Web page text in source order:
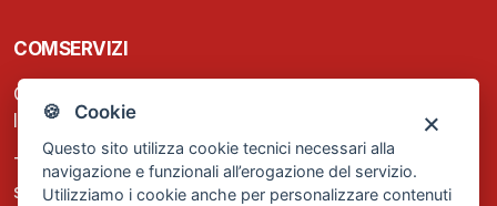
🍪 Cookie
Questo sito utilizza cookie tecnici necessari alla
navigazione e funzionali all’erogazione del servizio.
Utilizziamo i cookie anche per personalizzare contenuti
COMSERVIZI
C.F. e P.IVA: 13474420158
Iscrizione REA Milano n. 1656740
Tel. +39 02 2838 1307
segreteria@comservizi.eu